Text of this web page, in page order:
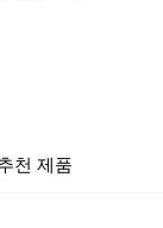
천 제품